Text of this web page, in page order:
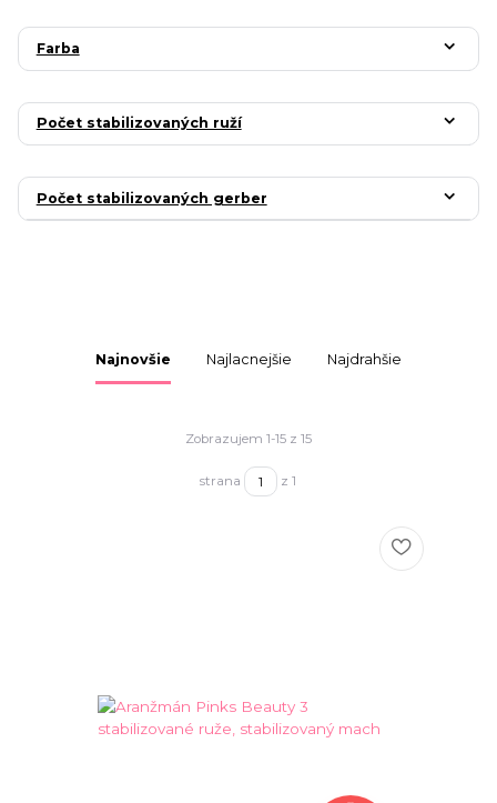
Farba
Počet stabilizovaných ruží
Počet stabilizovaných gerber
Najnovšie Najlacnejšie Najdrahšie
Zobrazujem 1-15 z 15
strana z 1